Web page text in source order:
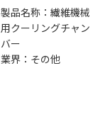
製品名称：繊維機械
用クーリングチャン
バー
業界：その他